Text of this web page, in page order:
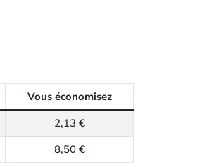
Vous économisez
2,13 €
8,50 €